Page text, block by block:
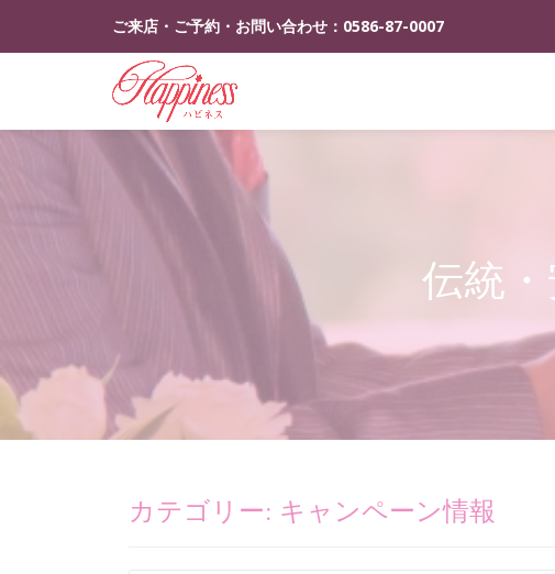
コ
ご来店・ご予約・お問い合わせ： 0586-87-0007
伝統
カテゴリー: キャンペーン情報